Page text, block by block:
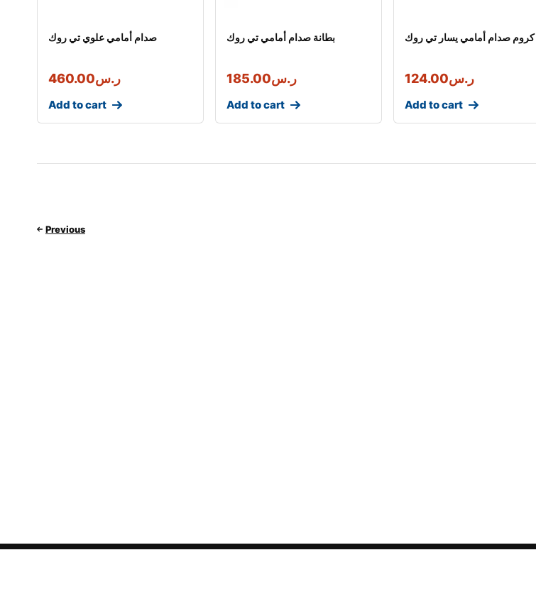
ر.س460.00
Add to cart
بطانة صدام أمامي تي روك
ر.س185.00
Add to cart
كروم صدام أمامي يسار تي روك
ر.س124.00
Add to cart
Previous